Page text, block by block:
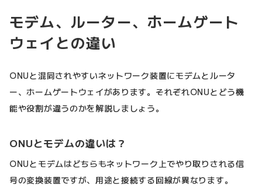
モデム、ルーター、ホームゲート
ウェイとの違い
ONUと混同されやすいネットワーク装置にモデムとルータ
ー、ホームゲートウェイがあります。それぞれONUとどう機
能や役割が違うのかを解説しましょう。
ONUとモデムの違いは？
ONUとモデムはどちらもネットワーク上でやり取りされる信
号の変換装置ですが、用途と接続する回線が異なります。